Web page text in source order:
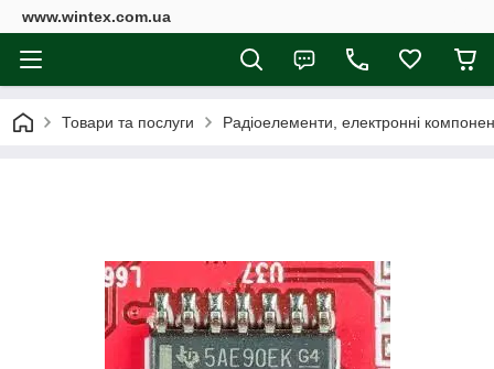
www.wintex.com.ua
Товари та послуги Радіоелементи, електронні